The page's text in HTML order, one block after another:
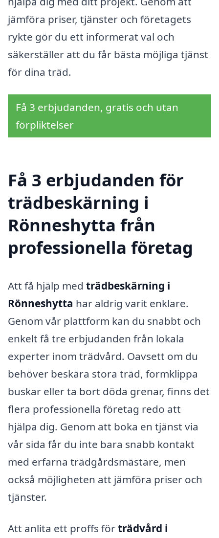
jämföra priser, tjänster och företagets
rykte gör du ett informerat val och
säkerställer att du får bästa möjliga tjänst
för dina träd.
Få 3 erbjudanden, gratis och utan
förpliktelser
Få 3 erbjudanden för
trädbeskärning i
Rönneshytta från
professionella företag
Att få hjälp med trädbeskärning i
Rönneshytta har aldrig varit enklare.
Genom vår plattform kan du snabbt och
enkelt få tre erbjudanden från lokala
experter inom trädvård. Oavsett om du
behöver beskära stora träd, formklippa
buskar eller ta bort döda grenar, finns det
flera professionella företag redo att
hjälpa dig. Genom att boka en tjänst via
vår sida får du inte bara snabb kontakt
med erfarna trädgårdsmästare, men
också möjligheten att jämföra priser och
tjänster.
Att anlita ett proffs förträdvård i